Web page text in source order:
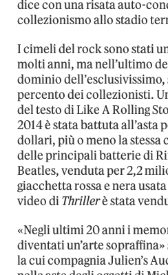
dice con una risata auto-
collezionismo allo stadio
I cimeli del rock sono stati
molti anni, ma nell’ultimo
dominio dell’esclusivissimo,
percento dei collezionisti.
del testo di Like A Rolling
2014 è stata battuta all’asta
dollari, più o meno la stessa
delle principali batterie di
Beatles, venduta per 2,2
giacchetta rossa e nera
video diThrillerè stata
«Negli ultimi 20 anni i
diventati un’arte
la cui compagnia Julien’s